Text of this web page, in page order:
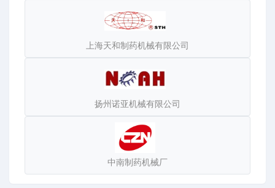
通家庭的首选机械设备。
我们奉行——信守承诺、质量为本、客户至上、服务为先的
经营宗旨，积极推进产品系列化，机电一体化和多元化的发
展方向，以市场需求为导向，积极开拓国内外市场，不断提
飞驰随时恭候国内国外客商前来洽谈经销代理及出口业务！
上海天和制药机械有限公司
扬州诺亚机械有限公司
中南制药机械厂